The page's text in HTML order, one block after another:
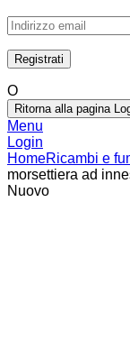
O
Ritorna alla pagina
Menu
Login
HomeRicambi e
morsettiera ad
Nuovo